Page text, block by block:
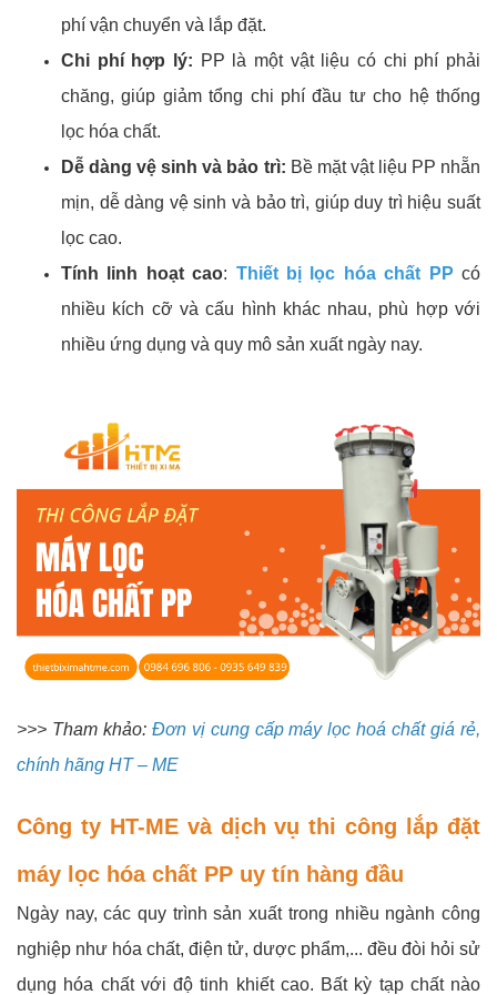
phí vận chuyển và lắp đặt.
Chi phí hợp lý: PP là một vật liệu có chi phí phải
chăng, giúp giảm tổng chi phí đầu tư cho hệ thống
lọc hóa chất.
Dễ dàng vệ sinh và bảo trì: Bề mặt vật liệu PP nhẵn
mịn, dễ dàng vệ sinh và bảo trì, giúp duy trì hiệu suất
lọc cao.
Tính linh hoạt cao: Thiết bị lọc hóa chất PP có
nhiều kích cỡ và cấu hình khác nhau, phù hợp với
nhiều ứng dụng và quy mô sản xuất ngày nay.
>>> Tham khảo: Đơn vị cung cấp máy lọc hoá chất giá rẻ,
chính hãng HT – ME
Công ty HT-ME và dịch vụ thi công lắp đặt
máy lọc hóa chất PP uy tín hàng đầu
Ngày nay, các quy trình sản xuất trong nhiều ngành công
nghiệp như hóa chất, điện tử, dược phẩm,... đều đòi hỏi sử
dụng hóa chất với độ tinh khiết cao. Bất kỳ tạp chất nào